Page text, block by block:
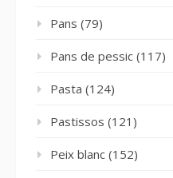
Pans (79)
Pans de pessic (117)
Pasta (124)
Pastissos (121)
Peix blanc (152)